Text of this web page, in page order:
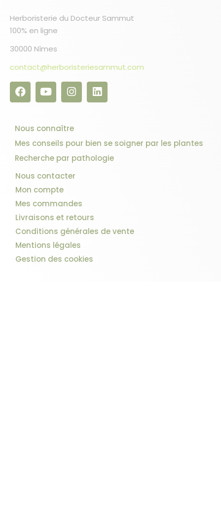
Herboristerie du Docteur Sammut
100% en ligne
30000 Nîmes
contact@herboristeriesammut.com
Nous connaître
Mes conseils pour bien se soigner par les plantes
Recherche par pathologie
Nous contacter
Mon compte
Mes commandes
Livraisons et retours
Conditions générales de vente
Mentions légales
Gestion des cookies